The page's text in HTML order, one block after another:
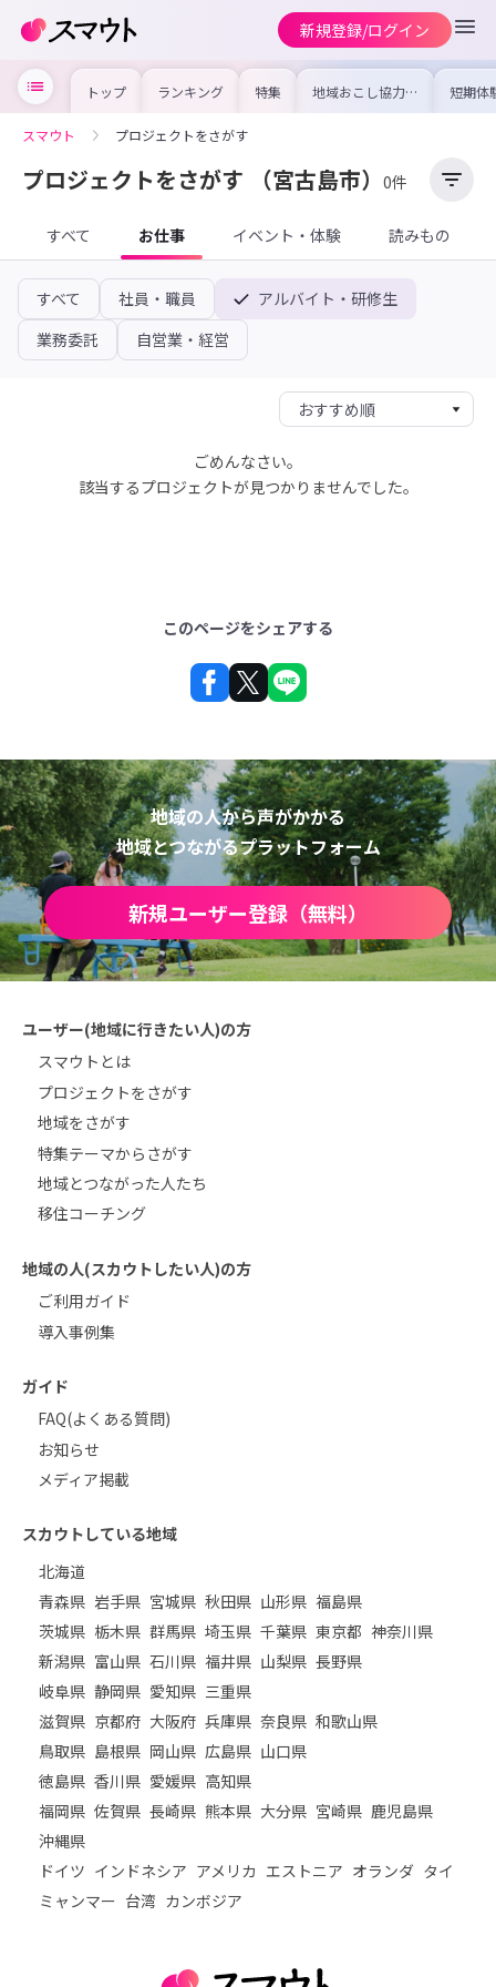
新規登録/ログイン
トップ ランキング 特集 地域おこし協力隊
の求人やイベント
を集めました！仕
けよう
短期体
り〜数
域を知
スマウト プロジェクトをさがす
プロジェクトをさがす （宮古島市） 0件
すべて お仕事 イベント・体験 読みもの
すべて 社員・職員
アルバイト・研修生
業務委託
自営業・経営
ごめんなさい。
該当するプロジェクトが見つかりませんでした。
このページをシェアする
地域の人から声がかかる
地域とつながるプラットフォーム
新規ユーザー登録（無料）
ユーザー(地域に行きたい人)の方
スマウトとは
プロジェクトをさがす
地域をさがす
特集テーマからさがす
地域とつながった人たち
移住コーチング
地域の人(スカウトしたい人)の方
ご利用ガイド
導入事例集
ガイド
FAQ(よくある質問)
お知らせ
メディア掲載
スカウトしている地域
北海道
青森県 岩手県 宮城県 秋田県 山形県 福島県
茨城県 栃木県 群馬県 埼玉県 千葉県 東京都 神奈川県
新潟県 富山県 石川県 福井県 山梨県 長野県
岐阜県 静岡県 愛知県 三重県
滋賀県 京都府 大阪府 兵庫県 奈良県 和歌山県
鳥取県 島根県 岡山県 広島県 山口県
徳島県 香川県 愛媛県 高知県
福岡県 佐賀県 長崎県 熊本県 大分県 宮崎県 鹿児島県
沖縄県
ドイツ インドネシア アメリカ エストニア オランダ タイ
ミャンマー 台湾 カンボジア